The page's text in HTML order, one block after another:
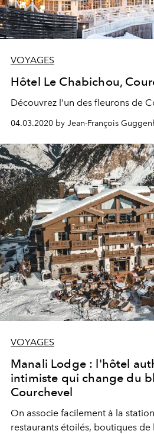
VOYAGES
Hôtel Le Chabichou,
Découvrez l’un des fleurons de
04.03.2020 by Jean-François
VOYAGES
Manali Lodge : l'hôtel
intimiste qui change du
Courchevel
On associe facilement à la
restaurants étoilés, boutiques de